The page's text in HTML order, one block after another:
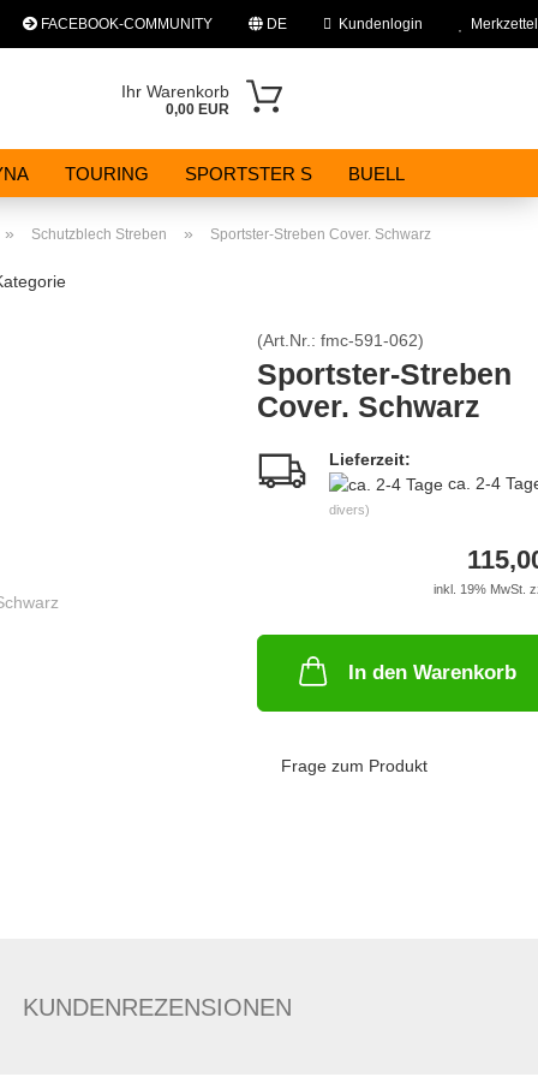
FACEBOOK-COMMUNITY DE
auswählen
Kundenlogin Merkzettel
Ihr Warenkorb
0,00 EUR
TOURING SPORTSTER S BUELL
» Schutzblech Streben » Sportster-Streben Cover. Schwarz
(Art.Nr.: fmc-591-062)
Sportster-Streben
Cover. Schwarz
Lieferzeit:
ca. 2-4
divers)
inkl. 19% MwSt.
In den Warenkorb
Frage zum Produkt
KUNDENREZENSIONEN